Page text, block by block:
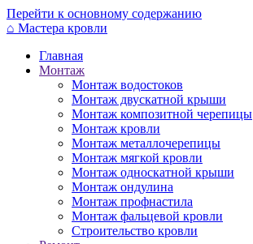
Перейти к основному содержанию
⌂ Мастера кровли
Главная
Монтаж
Монтаж водостоков
Монтаж двускатной крыши
Монтаж композитной черепицы
Монтаж кровли
Монтаж металлочерепицы
Монтаж мягкой кровли
Монтаж односкатной крыши
Монтаж ондулина
Монтаж профнастила
Монтаж фальцевой кровли
Строительство кровли